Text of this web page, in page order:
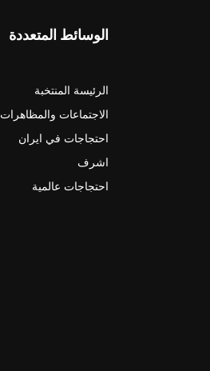
الوسائط المتعددة
الرئيسة المنتخبة
الاجتماعات والمظاهرات
احتجاجات في ايران
اشرف
احتجاجات عالمية